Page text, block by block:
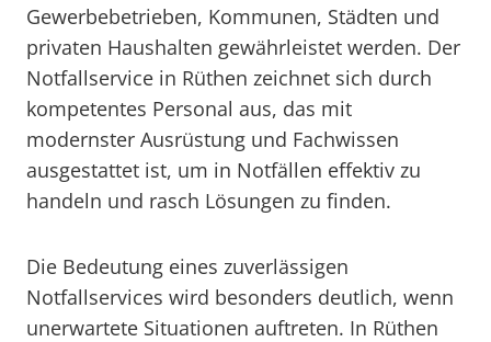
Gewerbebetrieben, Kommunen, Städten und
privaten Haushalten gewährleistet werden. Der
Notfallservice in Rüthen zeichnet sich durch
kompetentes Personal aus, das mit
modernster Ausrüstung und Fachwissen
ausgestattet ist, um in Notfällen effektiv zu
handeln und rasch Lösungen zu finden.
Die Bedeutung eines zuverlässigen
Notfallservices wird besonders deutlich, wenn
unerwartete Situationen auftreten. In Rüthen